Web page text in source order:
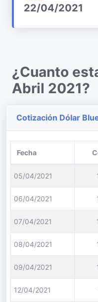
22/04/2021
¿Cuanto
Abril 2021?
Cotización Dólar
Fecha
05/04/2021
06/04/2021
07/04/2021
08/04/2021
09/04/2021
12/04/2021